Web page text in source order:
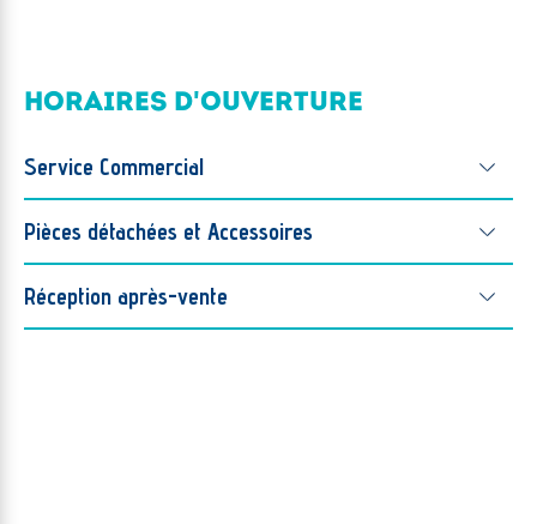
HORAIRES D'OUVERTURE
Service Commercial
Pièces détachées et Accessoires
Réception après-vente